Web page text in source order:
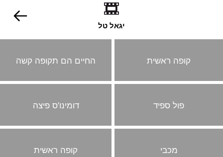
יגאל טל
קופה ראשית החיים הם תקופה קשה
פול ספיד דומינו'ס פיצה
מכבי קופה ראשית